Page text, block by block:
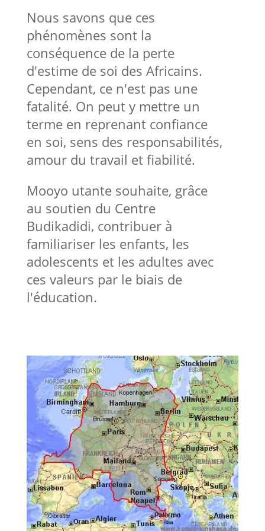
Nous savons que ces
phénomènes sont la
conséquence de la perte
d'estime de soi des Africains.
Cependant, ce n'est pas une
fatalité. On peut y mettre un
terme en reprenant confiance
en soi, sens des responsabilités,
amour du travail et fiabilité.
Mooyo utante souhaite, grâce
au soutien du Centre
Budikadidi, contribuer à
familiariser les enfants, les
adolescents et les adultes avec
ces valeurs par le biais de
l'éducation.